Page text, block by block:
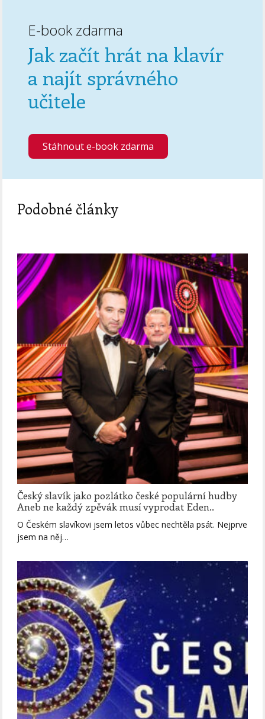
E-book zdarma
Jak začít hrát na klavír
a najít správného
učitele
Stáhnout e-book zdarma
Podobné články
Český slavík jako pozlátko české populární hudby
Aneb ne každý zpěvák musí vyprodat Eden..
O Českém slavíkovi jsem letos vůbec nechtěla psát. Nejprve
jsem na něj…